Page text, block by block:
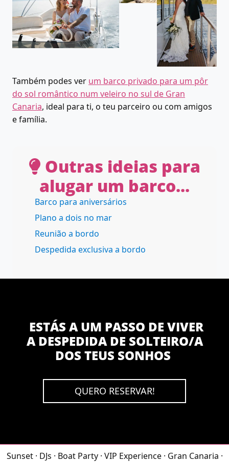
Também podes ver um barco privado para um pôr
do sol romântico num veleiro no sul de Gran
Canaria, ideal para ti, o teu parceiro ou com amigos
e família.
Outras ideias para
alugar um barco...
Barco para aniversários
Plano a dois no mar
Reunião a bordo
Despedida exclusiva a bordo
ESTÁS A UM PASSO DE VIVER
A DESPEDIDA DE SOLTEIRO/A
DOS TEUS SONHOS
QUERO RESERVAR!
Sunset · DJs · Boat Party · VIP Experience · Gran Canaria ·